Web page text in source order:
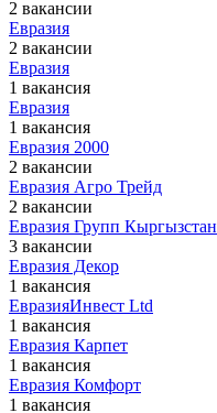
2 вакансии
Евразия
2 вакансии
Евразия
1 вакансия
Евразия
1 вакансия
Евразия 2000
2 вакансии
Евразия Агро Трейд
2 вакансии
Евразия Групп Кыргызстан
3 вакансии
Евразия Декор
1 вакансия
ЕвразияИнвест Ltd
1 вакансия
Евразия Карпет
1 вакансия
Евразия Комфорт
1 вакансия